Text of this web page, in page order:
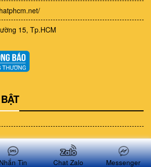
15, Tp.HCM
Tin Chat Zalo Messenger